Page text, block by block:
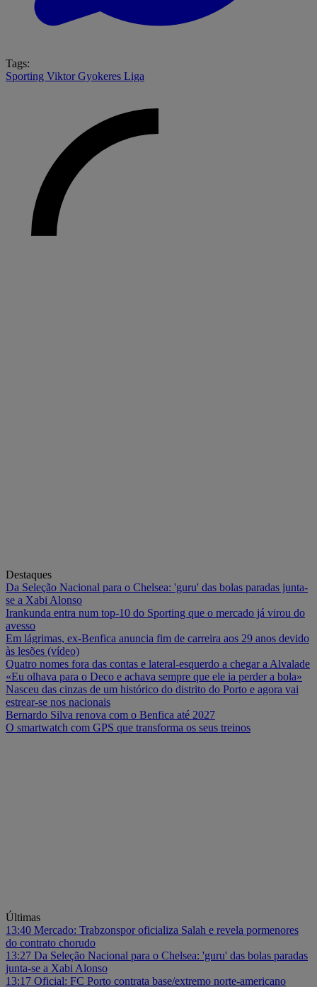
Tags:
Sporting Viktor Gyokeres Liga
Destaques
Da Seleção Nacional para o Chelsea: 'guru' das bolas paradas junta-
se a Xabi Alonso
Irankunda entra num top-10 do Sporting que o mercado já virou do
avesso
Em lágrimas, ex-Benfica anuncia fim de carreira aos 29 anos devido
às lesões (vídeo)
Quatro nomes fora das contas e lateral-esquerdo a chegar a Alvalade
«Eu olhava para o Deco e achava sempre que ele ia perder a bola»
Nasceu das cinzas de um histórico do distrito do Porto e agora vai
estrear-se nos nacionais
Bernardo Silva renova com o Benfica até 2027
O smartwatch com GPS que transforma os seus treinos
Últimas
13:40 Mercado: Trabzonspor oficializa Salah e revela pormenores
do contrato chorudo
13:27 Da Seleção Nacional para o Chelsea: 'guru' das bolas paradas
junta-se a Xabi Alonso
13:17 Oficial: FC Porto contrata base/extremo norte-americano